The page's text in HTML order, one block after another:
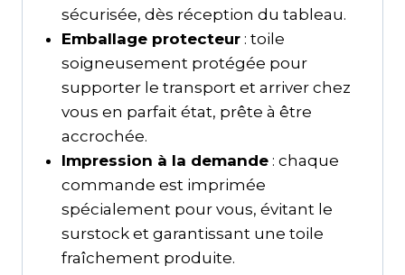
sécurisée, dès réception du tableau.
Emballage protecteur: toile
soigneusement protégée pour
supporter le transport et arriver chez
vous en parfait état, prête à être
accrochée.
Impression à la demande: chaque
commande est imprimée
spécialement pour vous, évitant le
surstock et garantissant une toile
fraîchement produite.